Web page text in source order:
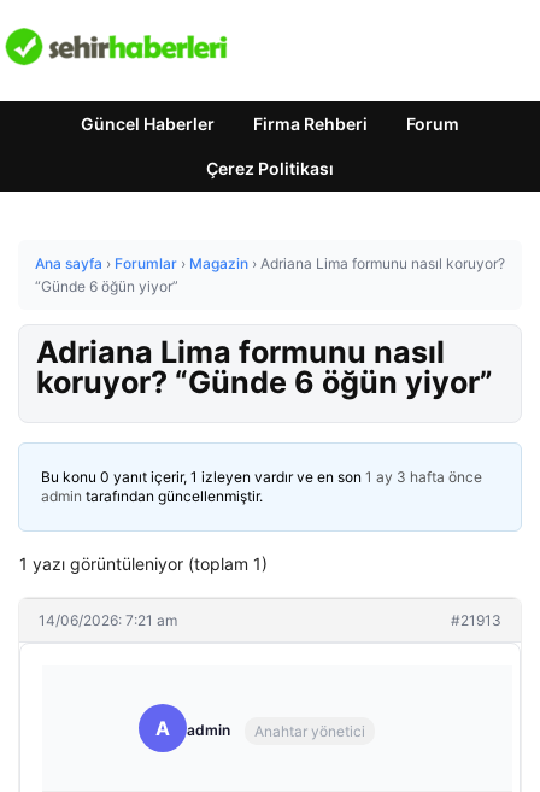
Güncel Haberler Firma Rehberi Forum
Çerez Politikası
Ana sayfa › Forumlar › Magazin › Adriana Lima formunu nasıl koruyor?
“Günde 6 öğün yiyor”
Adriana Lima formunu nasıl
koruyor? “Günde 6 öğün yiyor”
Bu konu 0 yanıt içerir, 1 izleyen vardır ve en son 1 ay 3 hafta önce
admin tarafından güncellenmiştir.
1 yazı görüntüleniyor (toplam 1)
14/06/2026: 7:21 am #21913
A admin Anahtar yönetici